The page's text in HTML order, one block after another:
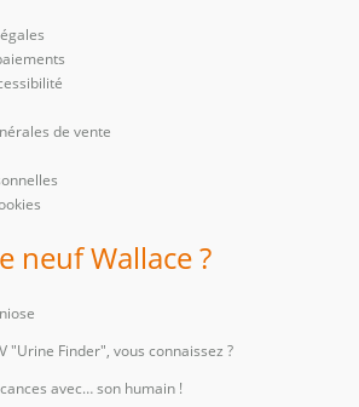
de vente
neuf Wallace ?
"Urine Finder", vous connaissez ?
avec… son humain !